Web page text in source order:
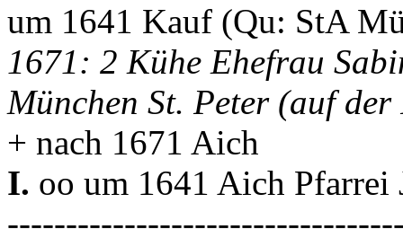
um 1641 Kauf (Qu: StA
1671: 2 Kühe Ehefrau
München St. Peter (auf
+ nach 1671 Aich
I. oo um 1641 Aich Pfarrei